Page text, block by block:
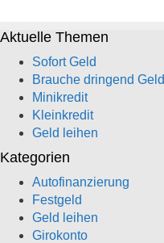
Aktuelle Themen
Sofort Geld
Brauche dringend Geld
Minikredit
Kleinkredit
Geld leihen
Kategorien
Autofinanzierung
Festgeld
Geld leihen
Girokonto